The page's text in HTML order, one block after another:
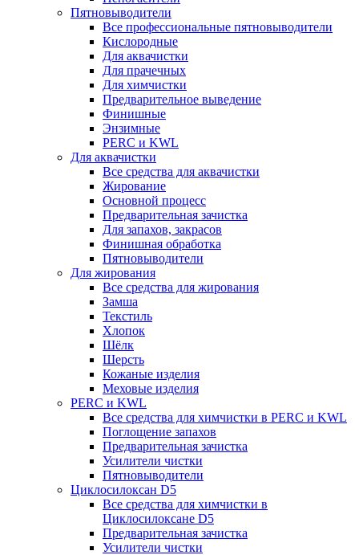
Пятновыводители
Все профессиональные пятновыводители
Кислородные
Для аквачистки
Для прачечных
Для химчистки
Предварительное выведение
Финишные
Энзимные
PERC и KWL
Для аквачистки
Все средства для аквачистки
Жирование
Основной процесс
Предварительная зачистка
Для запахов, закрасов
Финишная обработка
Пятновыводители
Для жирования
Все средства для жирования
Замша
Текстиль
Хлопок
Шёлк
Шерсть
Кожаные изделия
Меховые изделия
PERC и KWL
Все средства для химчистки в PERC и KWL
Поглощение запахов
Предварительная зачистка
Усилители чистки
Пятновыводители
Циклосилоксан D5
Все средства для химчистки в
Циклосилоксане D5
Предварительная зачистка
Усилители чистки